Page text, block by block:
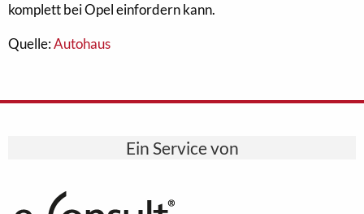
komplett bei Opel einfordern kann.
Quelle:Autohaus
Ein Service von